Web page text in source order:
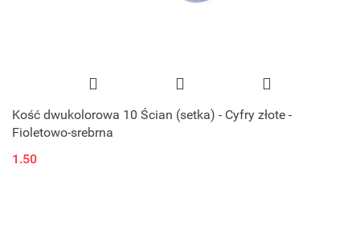
Kość dwukolorowa 10 Ścian (setka) - Cyfry złote -
Fioletowo-srebrna
1.50